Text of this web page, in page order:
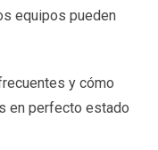
equipos pueden
y cómo
en perfecto estado